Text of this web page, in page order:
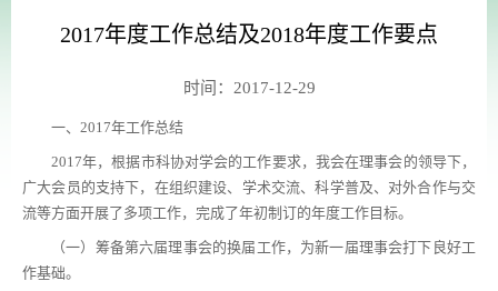
2017年度工作总结及2018年度工作要点
时间：2017-12-29
一、2017年工作总结
2017年，根据市科协对学会的工作要求，我会在理事会的领导下，
广大会员的支持下，在组织建设、学术交流、科学普及、对外合作与交
流等方面开展了多项工作，完成了年初制订的年度工作目标。
（一）筹备第六届理事会的换届工作，为新一届理事会打下良好工
作基础。